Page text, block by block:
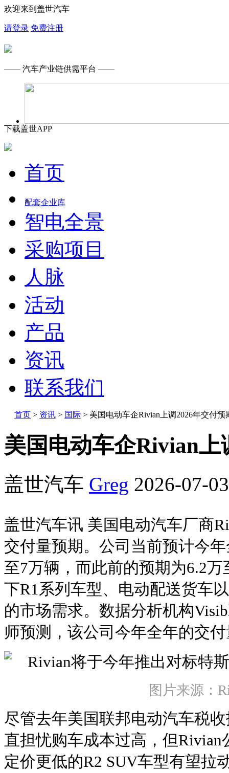
欢迎来到盖世汽车
请登录 免费注册
—— 汽车产业链供需平台 ——
下载盖世APP
首页
配套企业库
智电全景
采购项目
人脉
活动
产品
资讯
联系我们
首页 > 资讯 > 国际 > 美国电动车企Rivian上调2026年交付预
美国电动车企Rivian上
盖世汽车 Greg 2026-07-
盖世汽车讯 美国电动汽车厂商
交付量预期。公司当前预计今
至7万辆，而此前的预期为6.2
下R1系列车型、电动配送货车
的市场需求。数据分析机构
师预测，该公司今年全年的交
图片来源：
尽管去年美国联邦电动汽车税
直担忧购车成本过高，但
定价更低的R2 SUV车型有望拉